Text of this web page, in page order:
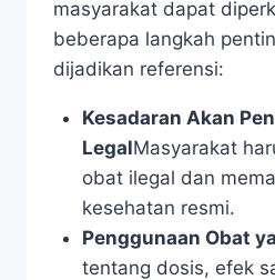
masyarakat dapat
beberapa langkah
dijadikan referensi:
Kesadaran Akan
LegalMasyarakat
obat ilegal dan
kesehatan resmi.
Penggunaan Obat
tentang dosis, efek